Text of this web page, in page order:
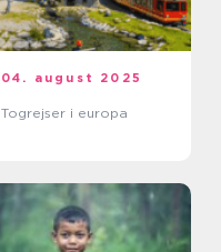
04. august 2025
Togrejser i europa